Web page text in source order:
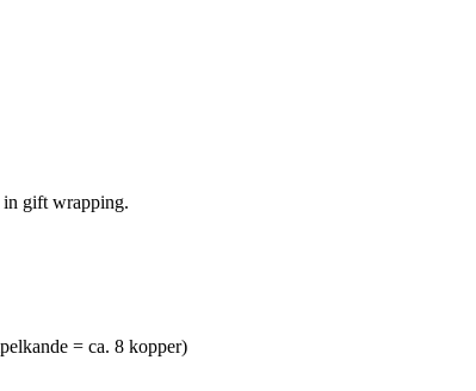
in gift wrapping.
= ca. 8 kopper)